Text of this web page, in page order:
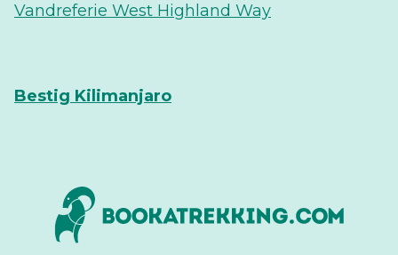
Vandreferie West Highland Way
Bestig Kilimanjaro